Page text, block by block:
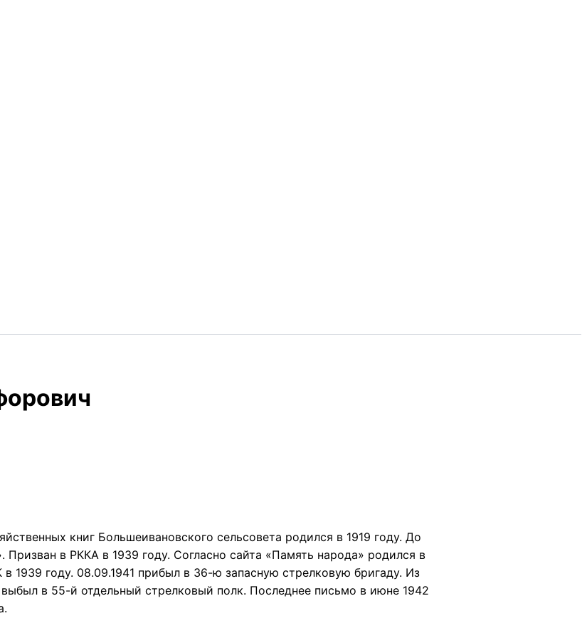
книг Большеивановского сельсовета родился в 1919 году. До
в РККА в 1939 году. Согласно сайта «Память народа» родился в
1939 году. 08.09.1941 прибыл в 36-ю запасную стрелковую бригаду. Из
выбыл в 55-й отдельный стрелковый полк. Последнее письмо в июне 1942